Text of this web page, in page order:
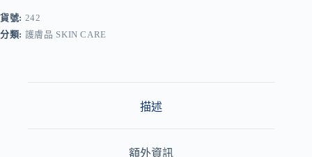
r
n
a
貨號: 242
分類: 護膚品 SKIN CARE
描述
額外資訊